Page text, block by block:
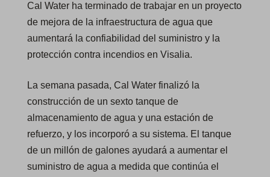
Cal Water ha terminado de trabajar en un proyecto
de mejora de la infraestructura de agua que
aumentará la confiabilidad del suministro y la
protección contra incendios en Visalia.
La semana pasada, Cal Water finalizó la
construcción de un sexto tanque de
almacenamiento de agua y una estación de
refuerzo, y los incorporó a su sistema. El tanque
de un millón de galones ayudará a aumentar el
suministro de agua a medida que continúa el